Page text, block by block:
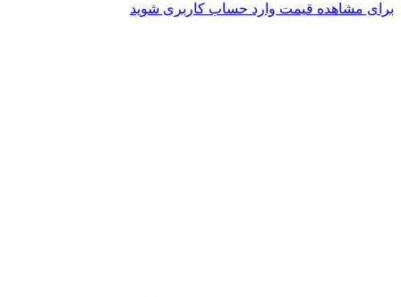
برای مشاهده قیمت وارد حساب کاربری شوید